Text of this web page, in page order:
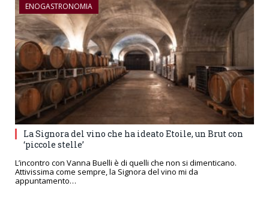
ENOGASTRONOMIA
La Signora del vino che ha ideato Etoile, un Brut con
‘piccole stelle’
L’incontro con Vanna Buelli è di quelli che non si dimenticano.
Attivissima come sempre, la Signora del vino mi da
appuntamento…